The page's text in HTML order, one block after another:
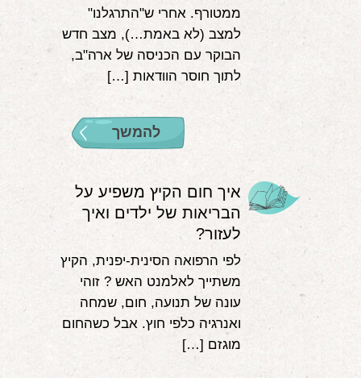
ממטורף. אחרי ש"התרגלנו"
למצב (לא באמת…), מצב חדש
הבוקר עם הכניסה של ארה"ב,
לתוך חוסר הוודאות […]
להמשך
איך חום הקיץ משפיע על
הבריאות של ילדים ואיך
לעזור?
לפי הרפואה הסינית-יפנית, הקיץ
משתייך לאלמנט האש ? זוהי
עונה של תנועה, חום, שמחה
ואנרגיה כלפי חוץ. אבל כשהחום
מוגזם […]